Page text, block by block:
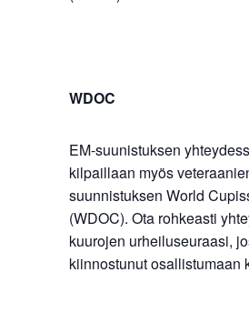
WDOC
EM-suunistuksen
kilpaillaan myös
suunnistuksen World
(WDOC). Ota rohkeasti
kuurojen urheiluseuraasi,
kiinnostunut osallistumaan